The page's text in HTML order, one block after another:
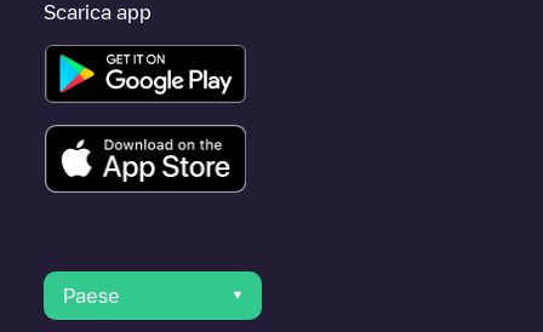
Scarica app
Paese